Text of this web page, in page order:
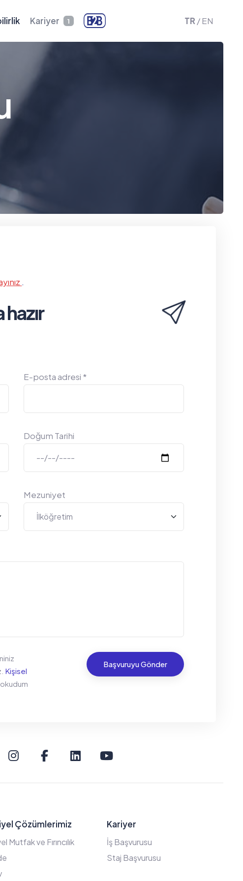
Kariyer 1 TR/EN
.
E-posta adresi *
Doğum Tarihi
Mezuniyet
Kişisel
Başvuruyu Gönder
Çözümlerimiz
Mutfak ve Fırıncılık
Kariyer
İş Başvurusu
Staj Başvurusu